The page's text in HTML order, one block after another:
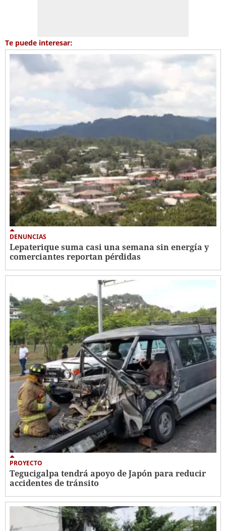
Te puede interesar:
DENUNCIAS
Lepaterique suma casi una semana sin energía y
comerciantes reportan pérdidas
PROYECTO
Tegucigalpa tendrá apoyo de Japón para reducir
accidentes de tránsito